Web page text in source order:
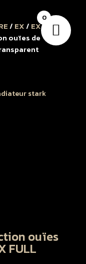
/ EX/ EX 2025
ouïes de
ouïes
FULL
0